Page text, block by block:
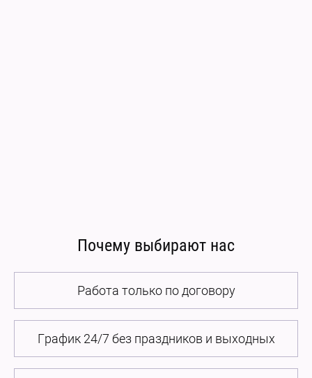
Почему выбирают нас
Работа только по договору
График 24/7 без праздников и выходных